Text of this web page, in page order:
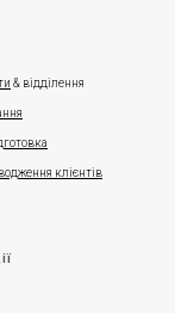
& відділення
клієнтів